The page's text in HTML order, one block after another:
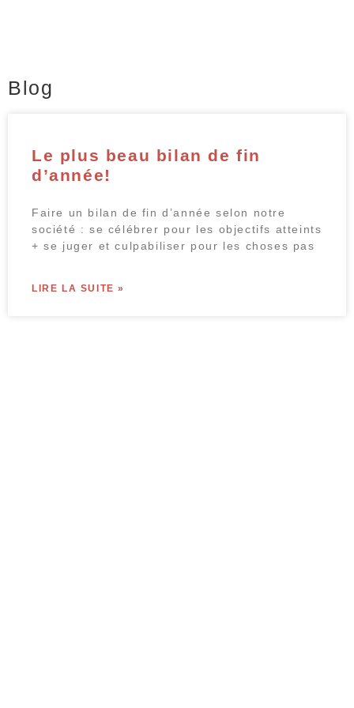
Blog
Le plus beau bilan de fin
d’année!
Faire un bilan de fin d’année selon notre
société : se célébrer pour les objectifs atteints
+ se juger et culpabiliser pour les choses pas
LIRE LA SUITE »